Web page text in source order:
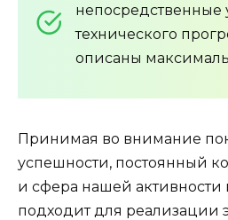
непосредственные
технического
описаны
Принимая во внимание
успешности, постоянный
и сфера нашей активности
подходит для реализации